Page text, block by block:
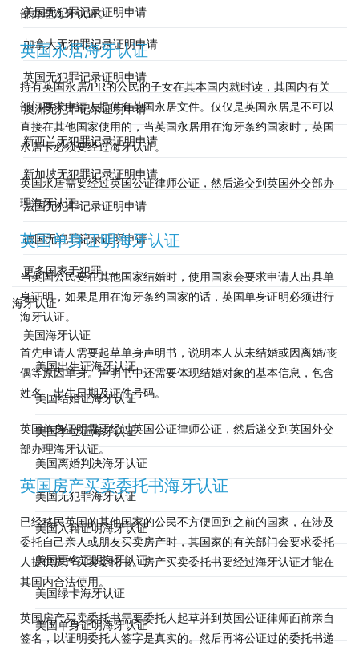
部办理海牙认证。
英国永居海牙认证
持有英国永居/PR的公民的子女在其本国内就时读，其国内有关
部门要求申请人提供有英国永居文件。仅仅是英国永居是不可以
直接在其他国家使用的，当英国永居用在海牙条约国家时，英国
永居卡必须要经过海牙认证。
英国永居需要经过英国公证律师公证，然后递交到英国外交部办
理海牙认证。
英国单身证明海牙认证
当英国公民要在其他国家结婚时，使用国家会要求申请人出具单
身证明，如果是用在海牙条约国家的话，英国单身证明必须进行
海牙认证。
首先申请人需要起草单身声明书，说明本人从未结婚或因离婚/丧
偶等原因单身。声明书中还需要体现结婚对象的基本信息，包含
姓名、出生日期及证件号码。
英国单身证明需要经过英国公证律师公证，然后递交到英国外交
部办理海牙认证。
英国房产买卖委托书海牙认证
已经移民英国的其他国家的公民不方便回到之前的国家，在涉及
委托自己亲人或朋友买卖房产时，其国家的有关部门会要求委托
人提供房产买卖委托书。房产买卖委托书要经过海牙认证才能在
其国内合法使用。
英国房产买卖委托书需要委托人起草并到英国公证律师面前亲自
签名，以证明委托人签字是真实的。然后再将公证过的委托书递
美国无犯罪记录证明申请
加拿大无犯罪记录证明申请
英国无犯罪记录证明申请
澳洲无犯罪记录证明申请
新西兰无犯罪记录证明申请
新加坡无犯罪记录证明申请
法国无犯罪记录证明申请
德国无犯罪记录证明申请
更多国家无犯罪……
海牙认证
美国海牙认证
美国出生证海牙认证
美国结婚证海牙认证
美国学位证海牙认证
美国离婚判决海牙认证
美国无犯罪海牙认证
美国入籍证明海牙认证
美国更名证明海牙认证
美国绿卡海牙认证
美国单身证明海牙认证